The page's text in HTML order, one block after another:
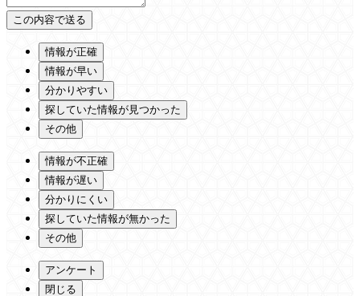
情報が正確
情報が早い
分かりやすい
探していた情報が見つかった
その他
情報が不正確
情報が遅い
分かりにくい
探していた情報が無かった
その他
アンケート
閉じる